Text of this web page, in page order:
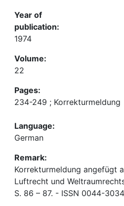
Year of
publication:
1974
Volume:
22
Pages:
234-249 ; Korrekturmeldung
Language:
German
Remark:
Korrekturmeldung angefügt
Luftrecht und
S. 86 – 87. - ISSN 0044-3034